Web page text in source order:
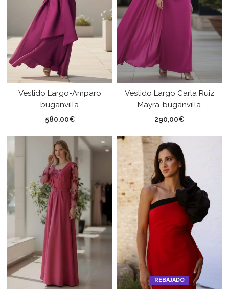
Vestido Largo-Amparo
buganvilla
580,00€
Vestido Largo Carla Ruiz
Mayra-buganvilla
290,00€
REBAJADO